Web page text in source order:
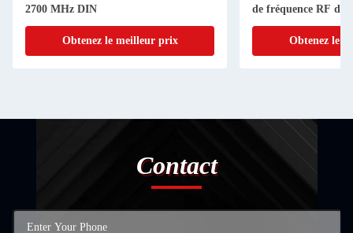
2700 MHz DIN
Obtenez le meilleur prix
de fréquence RF de
Connecteur 1-40dB
Obtenez le
Contact